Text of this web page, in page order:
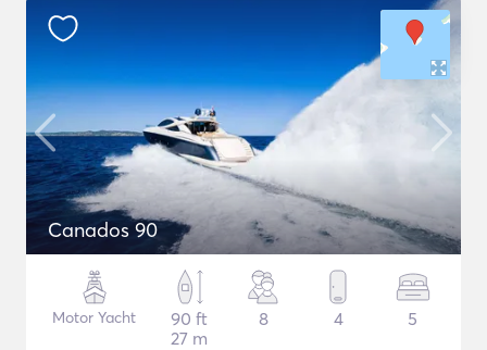
Canados 90
Motor Yacht
90 ft
27 m
8 4 5